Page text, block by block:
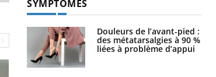
SYMPTÔMES
Douleurs de l’avant-pied :
des métatarsalgies à 90 %
liées à problème d’appui